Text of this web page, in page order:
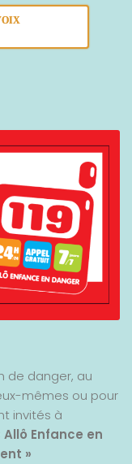
de danger, au
mêmes ou pour
invités à
Allô Enfance en
»